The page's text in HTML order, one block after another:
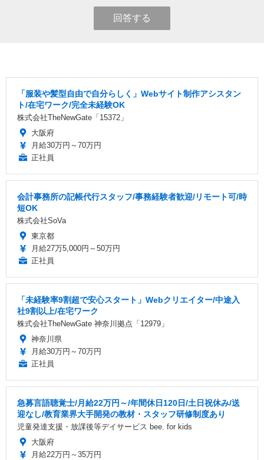
回答する
「服装や髪型自由で自分らしく」Webサイト制作アシスタン
ト/在宅ワーク/完全未経験OK
株式会社TheNewGate「15372」
大阪府
月給30万円～70万円
正社員
会計事務所の記帳代行スタッフ/事務経験者歓迎/リモート可/時
短OK
株式会社SoVa
東京都
月給27万5,000円～50万円
正社員
「未経験率9割超で安心スタート」Webクリエイター/中途入
社9割以上/在宅ワーク
株式会社TheNewGate 神奈川拠点「12979」
神奈川県
月給30万円～70万円
正社員
急募言語聴覚士/月給22万円～/年間休日120日/土日祝休み/送
迎なし/教育業界大手開発の教材・スタッフ研修制度あり
児童発達支援・放課後等デイサービス bee. for kids
大阪府
月給22万円～35万円